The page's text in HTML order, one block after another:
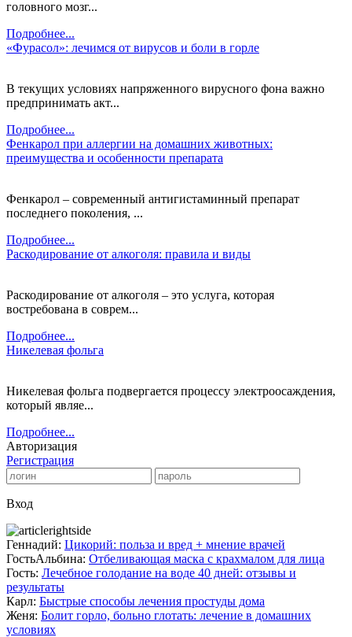
головного мозг...
Подробнее...
«Фурасол»: лечимся от вирусов и боли в горле
В текущих условиях напряженного вирусного фона важно
предпринимать акт...
Подробнее...
Фенкарол при аллергии на домашних животных:
преимущества и особенности препарата
Фенкарол – современный антигистаминный препарат
последнего поколения, ...
Подробнее...
Раскодирование от алкоголя: правила и виды
Раскодирование от алкоголя – это услуга, которая
востребована в соврем...
Подробнее...
Никелевая фольга
Никелевая фольга подвергается процессу электроосаждения,
который являе...
Подробнее...
Авторизация
Регистрация
Вход
Геннадий: Цикорий: польза и вред + мнение врачей
ГостьАльбина: Отбеливающая маска с крахмалом для лица
Гость: Лечебное голодание на воде 40 дней: отзывы и
результаты
Карл: Быстрые способы лечения простуды дома
Женя: Болит горло, больно глотать: лечение в домашних
условиях